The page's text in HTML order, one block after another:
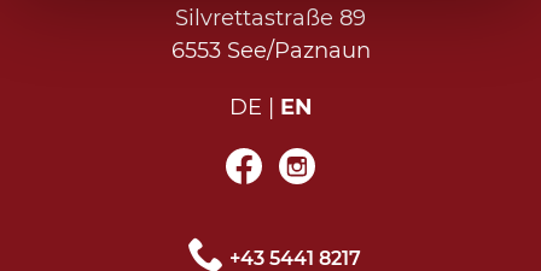
Silvrettastraße 89
6553 See/Paznaun
DE EN
+43 5441 8217